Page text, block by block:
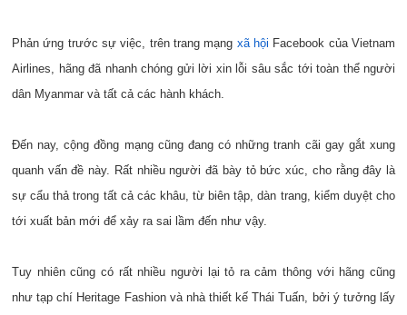
Phản ứng trước sự việc, trên trang mạng xã hội Facebook của Vietnam
Airlines, hãng đã nhanh chóng gửi lời xin lỗi sâu sắc tới toàn thể người
dân Myanmar và tất cả các hành khách.
Đến nay, cộng đồng mạng cũng đang có những tranh cãi gay gắt xung
quanh vấn đề này. Rất nhiều người đã bày tỏ bức xúc, cho rằng đây là
sự cẩu thả trong tất cả các khâu, từ biên tập, dàn trang, kiểm duyệt cho
tới xuất bản mới để xảy ra sai lầm đến như vậy.
Tuy nhiên cũng có rất nhiều người lại tỏ ra cảm thông với hãng cũng
như tạp chí Heritage Fashion và nhà thiết kế Thái Tuấn, bởi ý tưởng lấy